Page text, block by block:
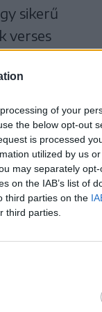
of your
the below opt-out
is processed
utilized by us
may separately
on the IAB’s list of
third parties on the
third parties.
sikerű
verses
vagy
a játékba
is
hiszen